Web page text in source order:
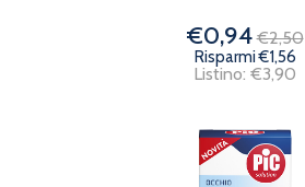
€0,94 €2,50
Risparmi €1,56
Listino: €3,90